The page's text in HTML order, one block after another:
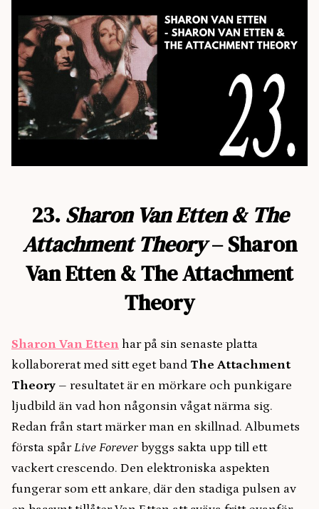
23.Sharon Van Etten & The
Attachment Theory– Sharon
Van Etten & The Attachment
Theory
Sharon Van Etten har på sin senaste platta
kollaborerat med sitt eget band The Attachment
Theory – resultatet är en mörkare och punkigare
ljudbild än vad hon någonsin vågat närma sig.
Redan från start märker man en skillnad. Albumets
första spårLive Forever byggs sakta upp till ett
vackert crescendo. Den elektroniska aspekten
fungerar som ett ankare, där den stadiga pulsen av